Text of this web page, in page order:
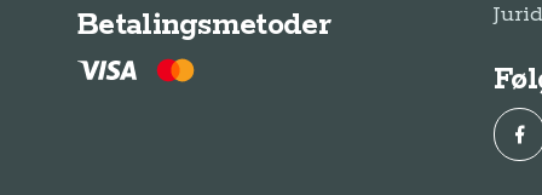
Betalingsmetoder